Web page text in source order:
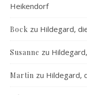
Heikendorf
Bock zu Hildegard,
Susanne zu
Martin zu Hildegard,